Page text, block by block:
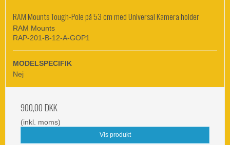
RAM Mounts Tough-Pole på 53 cm med Universal Kamera holder
RAM Mounts
RAP-201-B-12-A-GOP1
MODELSPECIFIK
Nej
900,00 DKK
(inkl. moms)
Vis produkt